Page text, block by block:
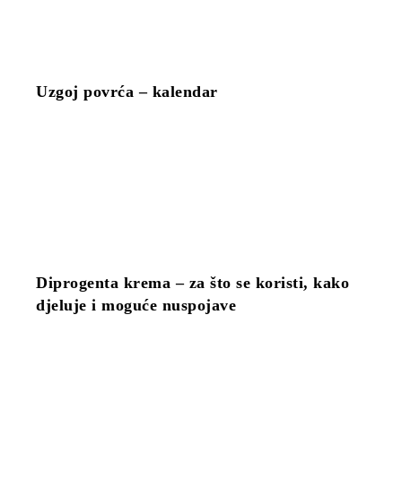
Uzgoj povrća – kalendar
Diprogenta krema – za što se koristi, kako
djeluje i moguće nuspojave